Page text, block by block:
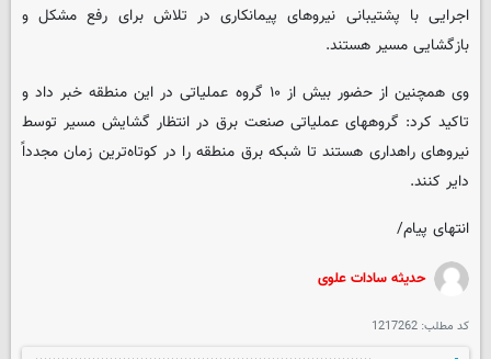
اجرایی با پشتیبانی نیروهای پیمانکاری در تلاش برای رفع مشکل و
بازگشایی مسیر هستند.
وی همچنین از حضور بیش از ۱۰ گروه عملیاتی در این منطقه خبر داد و
تاکید کرد: گروههای عملیاتی صنعت برق در انتظار گشایش مسیر توسط
نیروهای راهداری هستند تا شبکه برق منطقه را در کوتاه‌ترین زمان مجدداً
دایر کنند.
انتهای پیام/
حدیثه سادات علوی
کد مطلب: 1217262